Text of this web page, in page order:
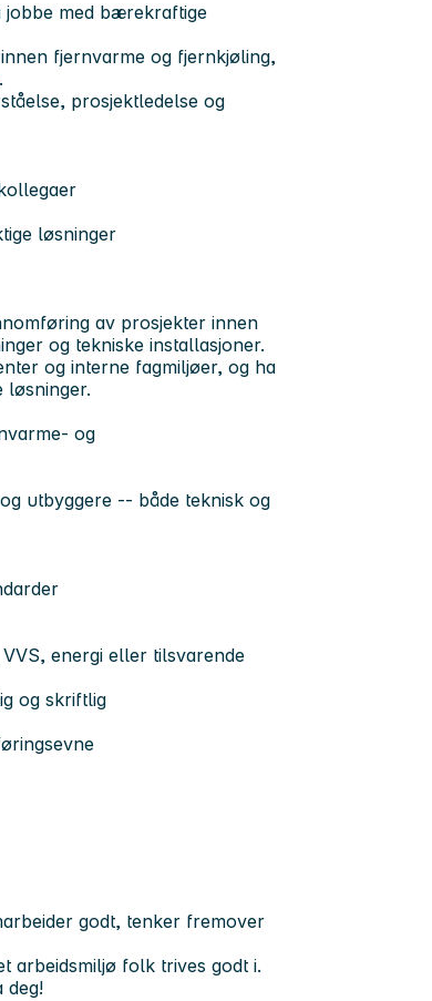
jobbe med bærekraftige
fjernvarme og fjernkjøling,
prosjektledelse og
løsninger
av prosjekter innen
og tekniske installasjoner.
og interne fagmiljøer, og ha
løsninger.
og
utbyggere -- både teknisk og
energi eller tilsvarende
og skriftlig
godt, tenker fremover
arbeidsmiljø folk trives godt i.
deg!